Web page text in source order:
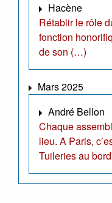
Hacène
Rétablir le rôle
fonction
de son (…)
Mars 2025
André Bellon
Chaque
lieu. A Paris,
Tuileries au